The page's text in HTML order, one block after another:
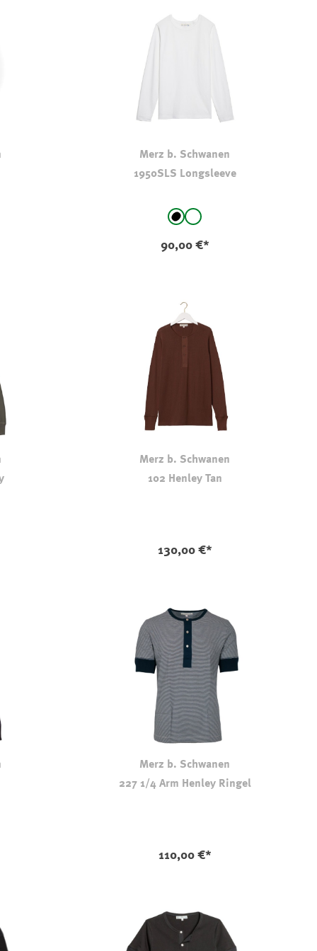
Merz b. Schwanen
1950SLS Longsleeve
auswählen
schwarz
weiß
90,00 €*
Merz b. Schwanen
102 Henley Tan
130,00 €*
nicht verfügbar.)
ist zurzeit nicht verfügbar.)
ist zurzeit nicht verfügbar.)
Merz b. Schwanen
227 1/4 Arm Henley Ringel
110,00 €*